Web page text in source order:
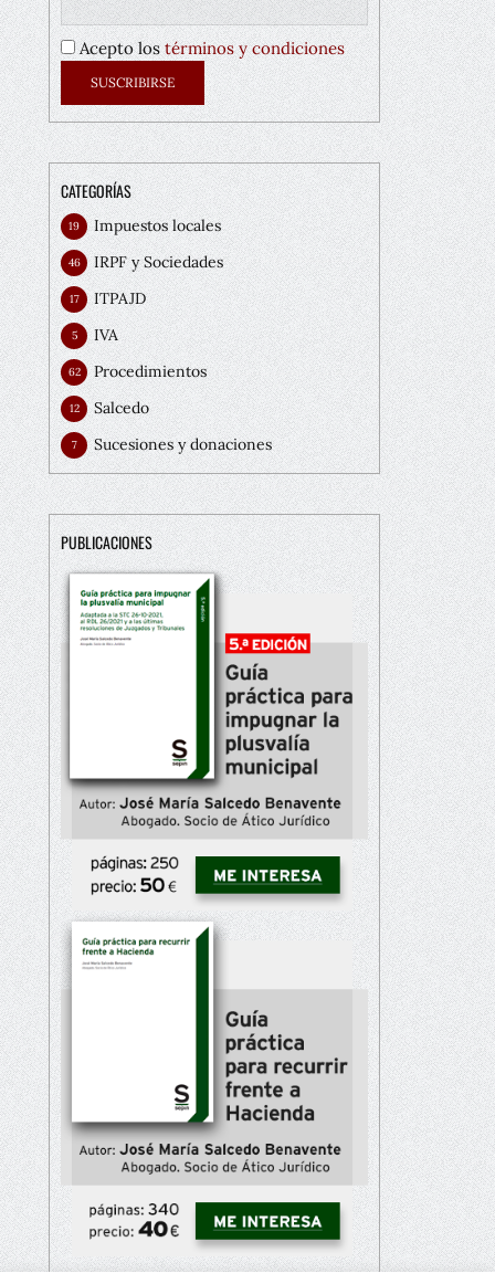
Acepto lostérminos y condiciones
CATEGORÍAS
Impuestos locales
19
IRPF y Sociedades
46
ITPAJD
17
IVA
5
Procedimientos
62
Salcedo
12
Sucesiones y donaciones
7
PUBLICACIONES